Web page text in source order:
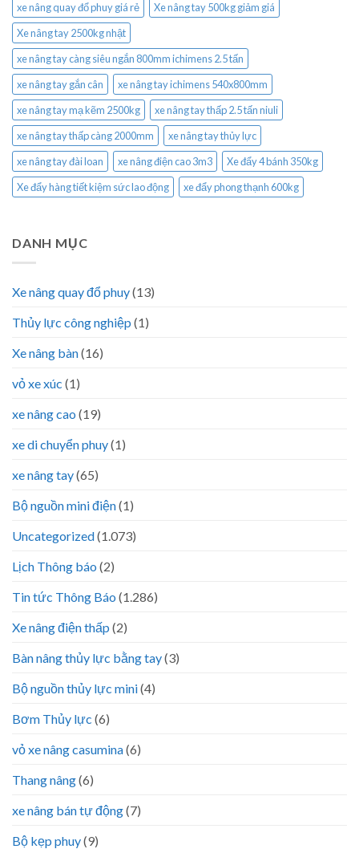
xe nâng quay đổ phuy giá rẻ
Xe nâng tay 500kg giảm giá
Xe nâng tay 2500kg nhật
xe nâng tay càng siêu ngắn 800mm ichimens 2.5 tấn
xe nâng tay gắn cân
xe nâng tay ichimens 540x800mm
xe nâng tay mạ kẽm 2500kg
xe nâng tay thấp 2.5 tấn niuli
xe nâng tay thấp càng 2000mm
xe nâng tay thủy lực
xe nâng tay đài loan
xe nâng điện cao 3m3
Xe đẩy 4 bánh 350kg
Xe đẩy hàng tiết kiệm sức lao động
xe đẩy phong thạnh 600kg
DANH MỤC
Xe nâng quay đổ phuy(13)
Thủy lực công nghiệp (1)
Xe nâng bàn(16)
vỏ xe xúc (1)
xe nâng cao (19)
xe di chuyển phuy(1)
xe nâng tay(65)
Bộ nguồn mini điện(1)
Uncategorized(1.073)
Lịch Thông báo (2)
Tin tức Thông Báo (1.286)
Xe nâng điện thấp (2)
Bàn nâng thủy lực bằng tay(3)
Bộ nguồn thủy lực mini(4)
Bơm Thủy lực (6)
vỏ xe nâng casumina(6)
Thang nâng(6)
xe nâng bán tự động(7)
Bộ kẹp phuy(9)